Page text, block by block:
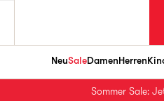
NeuSaleDamenHerren
Sommer Sale: